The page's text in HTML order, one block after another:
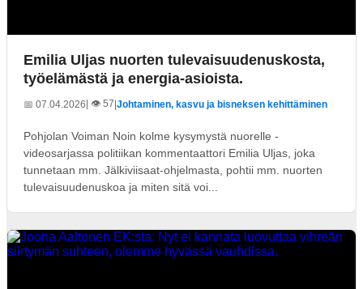
Emilia Uljas nuorten tulevaisuudenuskosta,
työelämästä ja energia-asioista.
📅 07.04.2026| 👁️ 57 Johtaminen, kasvu ja bisneksen kehittäminen
Pohjolan Voiman Noin kolme kysymystä nuorelle -
videosarjassa politiikan kommentaattori Emilia Uljas, joka
tunnetaan mm. Jälkiviisaat-ohjelmasta, pohtii mm. nuorten
tulevaisuudenuskoa ja miten sitä voi...